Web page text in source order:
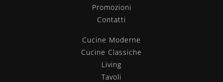
Promozioni
Contatti
Cucine Moderne
Cucine Classiche
Living
Tavoli